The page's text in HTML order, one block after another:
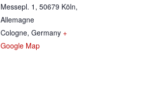
Messepl. 1, 50679 Köln,
Allemagne
Cologne, Germany +
Google Map